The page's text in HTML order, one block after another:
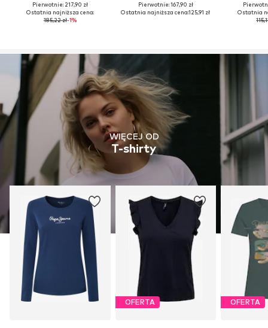
Pierwotnie: 217,90 zł
Ostatnia najniższa cena:
185,22 zł-1%
Pierwotnie: 167,90 zł
Ostatnia najniższa cena:125,91 zł
Ostatnia
WIĘCEJ OD
T-shirty
OFERTA OFERTA